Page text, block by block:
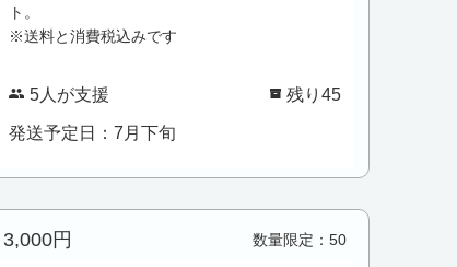
ト。
※送料と消費税込みです
5人が支援 残り45
発送予定日：7月下旬
3,000円 数量限定：50